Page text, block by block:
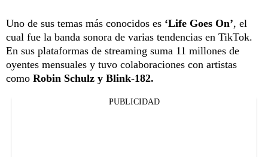
Uno de sus temas más conocidos es ‘Life Goes On’, el
cual fue la banda sonora de varias tendencias en TikTok.
En sus plataformas de streaming suma 11 millones de
oyentes mensuales y tuvo colaboraciones con artistas
como Robin Schulz y Blink-182.
PUBLICIDAD